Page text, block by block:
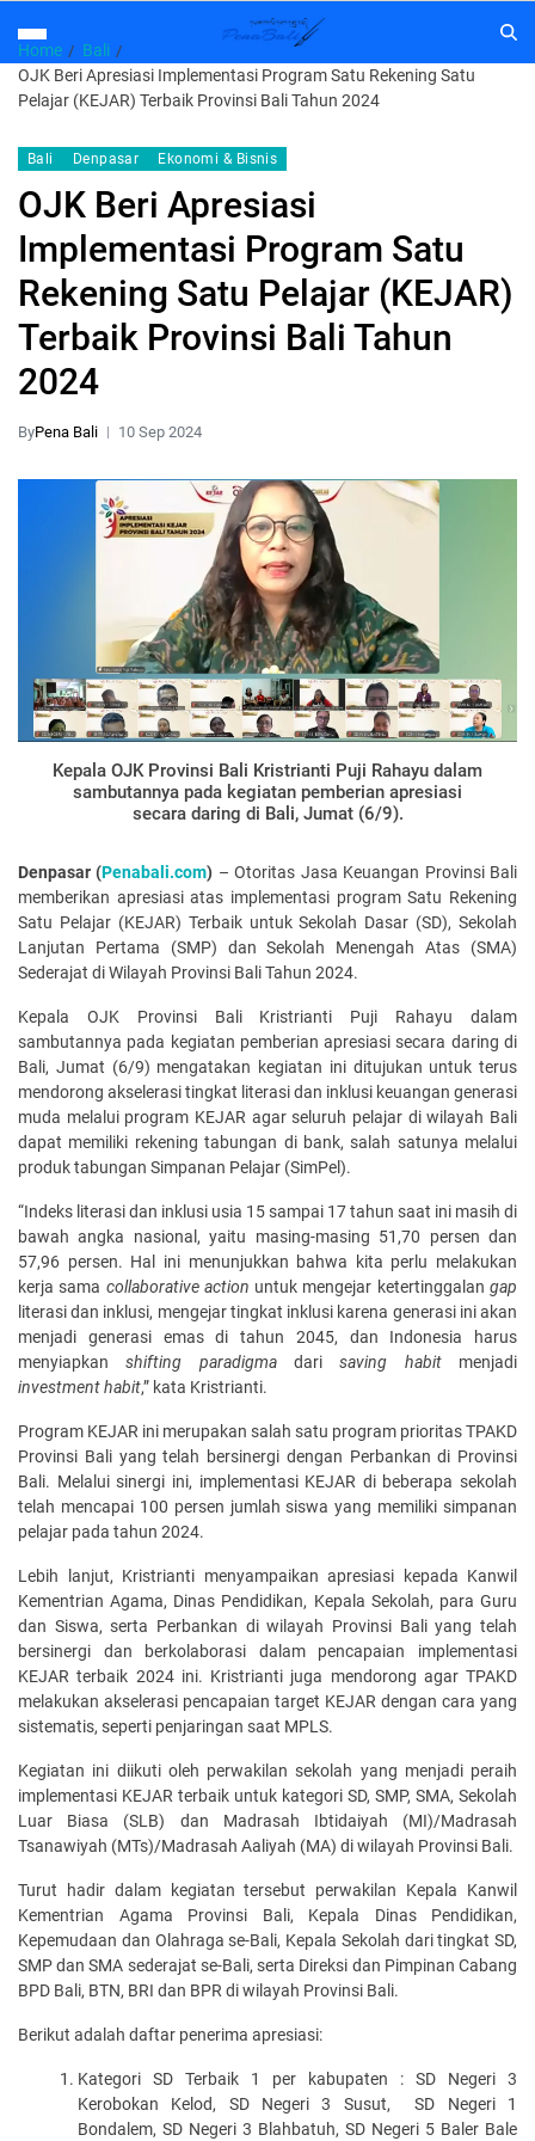
Home
Bali
OJK Beri Apresiasi Implementasi Program Satu Rekening Satu
Pelajar (KEJAR) Terbaik Provinsi Bali Tahun 2024
Bali Denpasar Ekonomi & Bisnis
OJK Beri Apresiasi
Implementasi Program Satu
Rekening Satu Pelajar (KEJAR)
Terbaik Provinsi Bali Tahun
2024
ByPena Bali 10 Sep 2024
Kepala OJK Provinsi Bali Kristrianti Puji Rahayu dalam
sambutannya pada kegiatan pemberian apresiasi
secara daring di Bali, Jumat (6/9).
Denpasar (Penabali.com) – Otoritas Jasa Keuangan Provinsi Bali
memberikan apresiasi atas implementasi program Satu Rekening
Satu Pelajar (KEJAR) Terbaik untuk Sekolah Dasar (SD), Sekolah
Lanjutan Pertama (SMP) dan Sekolah Menengah Atas (SMA)
Sederajat di Wilayah Provinsi Bali Tahun 2024.
Kepala OJK Provinsi Bali Kristrianti Puji Rahayu dalam
sambutannya pada kegiatan pemberian apresiasi secara daring di
Bali, Jumat (6/9) mengatakan kegiatan ini ditujukan untuk terus
mendorong akselerasi tingkat literasi dan inklusi keuangan generasi
muda melalui program KEJAR agar seluruh pelajar di wilayah Bali
dapat memiliki rekening tabungan di bank, salah satunya melalui
produk tabungan Simpanan Pelajar (SimPel).
“Indeks literasi dan inklusi usia 15 sampai 17 tahun saat ini masih di
bawah angka nasional, yaitu masing-masing 51,70 persen dan
57,96 persen. Hal ini menunjukkan bahwa kita perlu melakukan
kerja sama collaborative action untuk mengejar ketertinggalangap
literasi dan inklusi, mengejar tingkat inklusi karena generasi ini akan
menjadi generasi emas di tahun 2045, dan Indonesia harus
menyiapkanshifting paradigmadarisaving habitmenjadi
investment habit,” kata Kristrianti.
Program KEJAR ini merupakan salah satu program prioritas TPAKD
Provinsi Bali yang telah bersinergi dengan Perbankan di Provinsi
Bali. Melalui sinergi ini, implementasi KEJAR di beberapa sekolah
telah mencapai 100 persen jumlah siswa yang memiliki simpanan
pelajar pada tahun 2024.
Lebih lanjut, Kristrianti menyampaikan apresiasi kepada Kanwil
Kementrian Agama, Dinas Pendidikan, Kepala Sekolah, para Guru
dan Siswa, serta Perbankan di wilayah Provinsi Bali yang telah
bersinergi dan berkolaborasi dalam pencapaian implementasi
KEJAR terbaik 2024 ini. Kristrianti juga mendorong agar TPAKD
melakukan akselerasi pencapaian target KEJAR dengan cara yang
sistematis, seperti penjaringan saat MPLS.
Kegiatan ini diikuti oleh perwakilan sekolah yang menjadi peraih
implementasi KEJAR terbaik untuk kategori SD, SMP, SMA, Sekolah
Luar Biasa (SLB) dan Madrasah Ibtidaiyah (MI)/Madrasah
Tsanawiyah (MTs)/Madrasah Aaliyah (MA) di wilayah Provinsi Bali.
Turut hadir dalam kegiatan tersebut perwakilan Kepala Kanwil
Kementrian Agama Provinsi Bali, Kepala Dinas Pendidikan,
Kepemudaan dan Olahraga se-Bali, Kepala Sekolah dari tingkat SD,
SMP dan SMA sederajat se-Bali, serta Direksi dan Pimpinan Cabang
BPD Bali, BTN, BRI dan BPR di wilayah Provinsi Bali.
Berikut adalah daftar penerima apresiasi:
Kategori SD Terbaik 1 per kabupaten : SD Negeri 3
Kerobokan Kelod, SD Negeri 3 Susut, SD Negeri 1
Bondalem, SD Negeri 3 Blahbatuh, SD Negeri 5 Baler Bale